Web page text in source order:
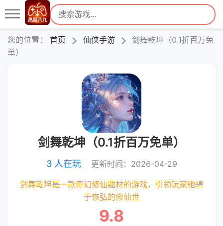
您的位置： 首页 仙侠手游
剑舞乾坤（0.1折百万免
单）
剑舞乾坤（0.1折百万免单）
3 人在玩 更新时间：2026-04-29
剑舞乾坤是一款奇幻修仙题材的游戏，引领玩家驰骋
于恢弘的修仙世
9.8